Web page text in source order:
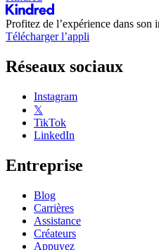
Profitez de l’expérience dans son
Télécharger l’appli
Réseaux sociaux
Instagram
𝕏
TikTok
LinkedIn
Entreprise
Blog
Carrières
Assistance
Créateurs
Appuyez